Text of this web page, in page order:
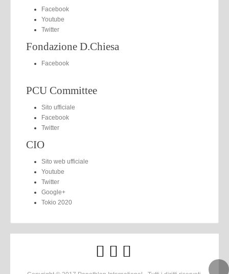
Facebook
Youtube
Twitter
Fondazione D.Chiesa
Facebook
PCU Committee
Sito ufficiale
Facebook
Twitter
CIO
Sito web ufficiale
Youtube
Twitter
Google+
Tokio 2020